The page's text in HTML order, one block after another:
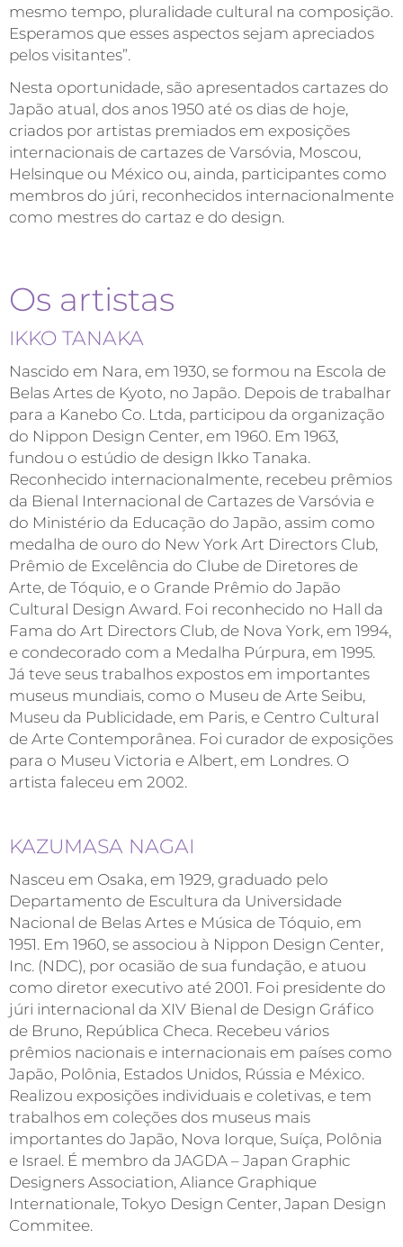
mesmo tempo, pluralidade cultural na composição.
Esperamos que esses aspectos sejam apreciados
pelos visitantes”.
Nesta oportunidade, são apresentados cartazes do
Japão atual, dos anos 1950 até os dias de hoje,
criados por artistas premiados em exposições
internacionais de cartazes de Varsóvia, Moscou,
Helsinque ou México ou, ainda, participantes como
membros do júri, reconhecidos internacionalmente
como mestres do cartaz e do design.
Os artistas
IKKO TANAKA
Nascido em Nara, em 1930, se formou na Escola de
Belas Artes de Kyoto, no Japão. Depois de trabalhar
para a Kanebo Co. Ltda, participou da organização
do Nippon Design Center, em 1960. Em 1963,
fundou o estúdio de design Ikko Tanaka.
Reconhecido internacionalmente, recebeu prêmios
da Bienal Internacional de Cartazes de Varsóvia e
do Ministério da Educação do Japão, assim como
medalha de ouro do New York Art Directors Club,
Prêmio de Excelência do Clube de Diretores de
Arte, de Tóquio, e o Grande Prêmio do Japão
Cultural Design Award. Foi reconhecido no Hall da
Fama do Art Directors Club, de Nova York, em 1994,
e condecorado com a Medalha Púrpura, em 1995.
Já teve seus trabalhos expostos em importantes
museus mundiais, como o Museu de Arte Seibu,
Museu da Publicidade, em Paris, e Centro Cultural
de Arte Contemporânea. Foi curador de exposições
para o Museu Victoria e Albert, em Londres. O
artista faleceu em 2002.
KAZUMASA NAGAI
Nasceu em Osaka, em 1929, graduado pelo
Departamento de Escultura da Universidade
Nacional de Belas Artes e Música de Tóquio, em
1951. Em 1960, se associou à Nippon Design Center,
Inc. (NDC), por ocasião de sua fundação, e atuou
como diretor executivo até 2001. Foi presidente do
júri internacional da XIV Bienal de Design Gráfico
de Bruno, República Checa. Recebeu vários
prêmios nacionais e internacionais em países como
Japão, Polônia, Estados Unidos, Rússia e México.
Realizou exposições individuais e coletivas, e tem
trabalhos em coleções dos museus mais
importantes do Japão, Nova Iorque, Suíça, Polônia
e Israel. É membro da JAGDA – Japan Graphic
Designers Association, Aliance Graphique
Internationale, Tokyo Design Center, Japan Design
Commitee.